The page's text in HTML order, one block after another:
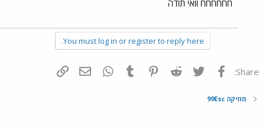
חחחחחח וואי תודה
You must log in or register to reply here.
Share: פייסבוק Twitter
Reddit
Pinterest
Tumblr
WhatsAppדואר אלקטרוני
מוזיקה 99Esc